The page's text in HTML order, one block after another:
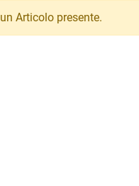
Articolo presente.